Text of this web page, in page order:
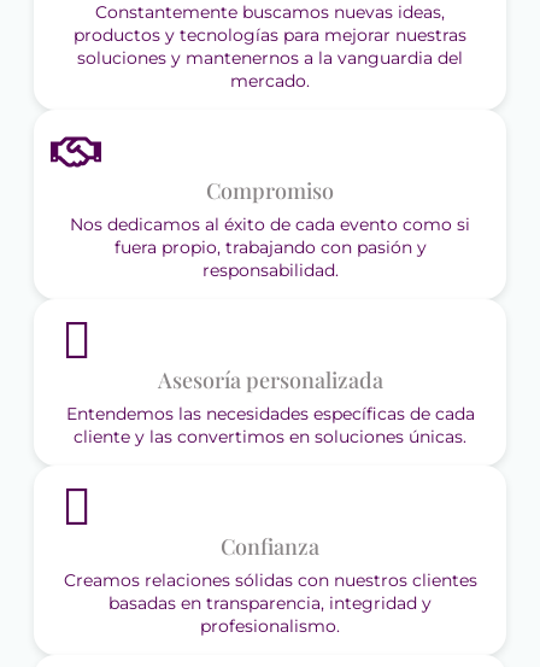
Constantemente buscamos nuevas ideas,
productos y tecnologías para mejorar nuestras
soluciones y mantenernos a la vanguardia del
mercado.
Compromiso
Nos dedicamos al éxito de cada evento como si
fuera propio, trabajando con pasión y
responsabilidad.
Asesoría personalizada
Entendemos las necesidades específicas de cada
cliente y las convertimos en soluciones únicas.
Confianza
Creamos relaciones sólidas con nuestros clientes
basadas en transparencia, integridad y
profesionalismo.